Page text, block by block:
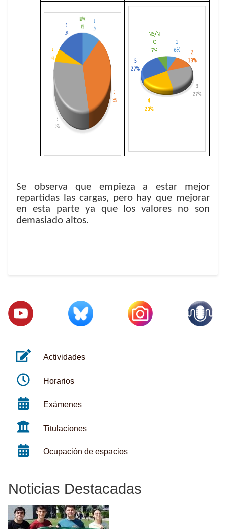
Se observa que empieza a estar mejor
repartidas las cargas, pero hay que mejorar
en esta parte ya que los valores no son
demasiado altos.
Actividades
Horarios
Exámenes
Titulaciones
Ocupación de espacios
Noticias Destacadas